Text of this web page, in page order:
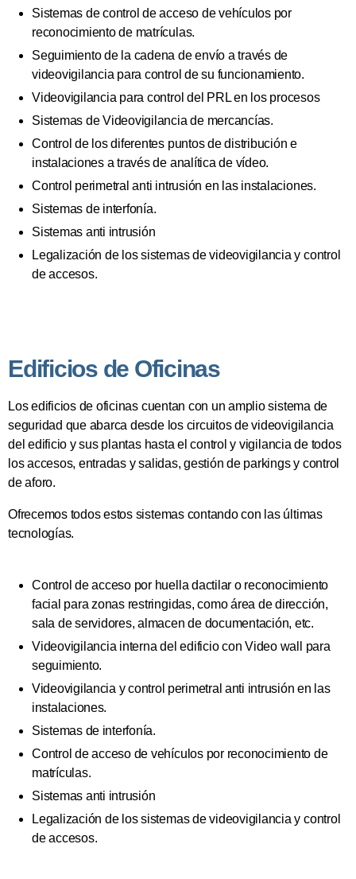
Sistemas de control de acceso de vehículos por
reconocimiento de matrículas.
Seguimiento de la cadena de envío a través de
videovigilancia para control de su funcionamiento.
Videovigilancia para control del PRL en los procesos
Sistemas de Videovigilancia de mercancías.
Control de los diferentes puntos de distribución e
instalaciones a través de analítica de vídeo.
Control perimetral anti intrusión en las instalaciones.
Sistemas de interfonía.
Sistemas anti intrusión
Legalización de los sistemas de videovigilancia y control
de accesos.
Edificios de Oficinas
Los edificios de oficinas cuentan con un amplio sistema de
seguridad que abarca desde los circuitos de videovigilancia
del edificio y sus plantas hasta el control y vigilancia de todos
los accesos, entradas y salidas, gestión de parkings y control
de aforo.
Ofrecemos todos estos sistemas contando con las últimas
tecnologías.
Control de acceso por huella dactilar o reconocimiento
facial para zonas restringidas, como área de dirección,
sala de servidores, almacen de documentación, etc.
Videovigilancia interna del edificio con Video wall para
seguimiento.
Videovigilancia y control perimetral anti intrusión en las
instalaciones.
Sistemas de interfonía.
Control de acceso de vehículos por reconocimiento de
matrículas.
Sistemas anti intrusión
Legalización de los sistemas de videovigilancia y control
de accesos.